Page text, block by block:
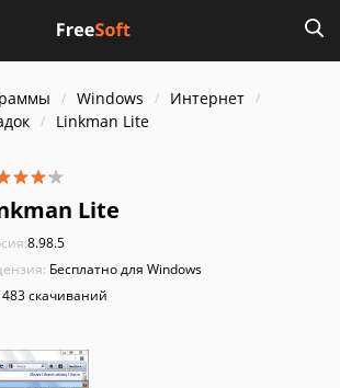
Windows
Интернет
Linkman Lite
Lite
8.98.5
Бесплатно для Windows
483 скачиваний